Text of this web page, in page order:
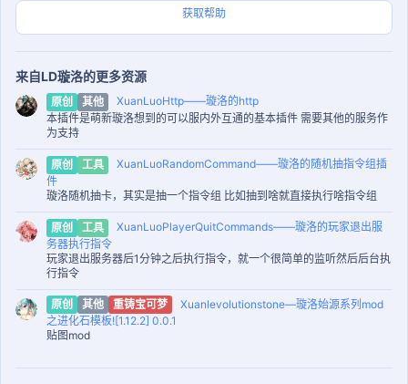
获取帮助
来自LD璇洛的更多资源
原创 其他
XuanLuoHttp——璇洛的http
本插件是萌新璇洛想到的可以服内外互通的基本插件 需要其他的服务作
为支持
原创 工具
XuanLuoRandomCommand——璇洛的随机抽指令组插
件
璇洛随机抽卡，其实是抽一个指令组 比如抽到啥就直接执行啥指令组
原创 工具
XuanLuoPlayerQuitCommands——璇洛的玩家退出服
务器执行指令
玩家退出服务器后1分钟之后执行指令，就一个很简单的监听然后后台执
行指令
原创 其他 重铸宝可梦
Xuanlevolutionstone—璇洛始源系列mod
之进化石模板![1.12.2] 0.0.1
贴图mod